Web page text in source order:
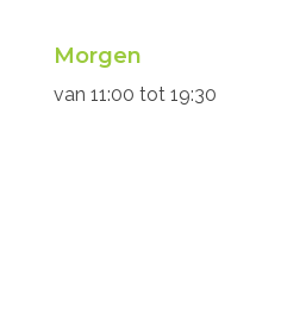
Morgen
van 11:00 tot 19:30